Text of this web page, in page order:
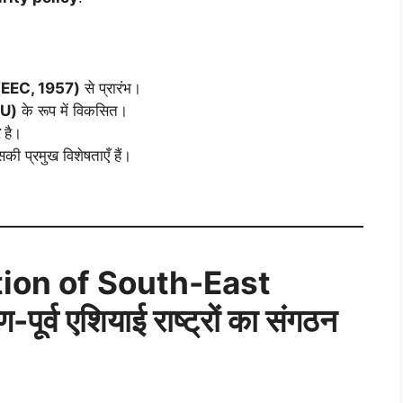
1957) से प्रारंभ।
के रूप में विकसित।
है।
प्रमुख विशेषताएँ हैं।
of South-East
एशियाई राष्ट्रों का संगठन